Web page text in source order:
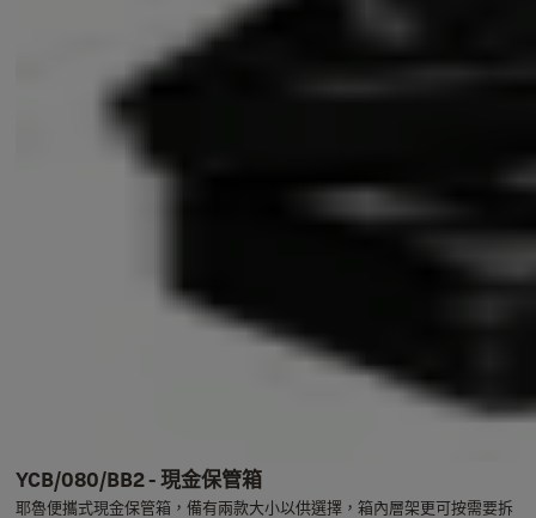
YCB/080/BB2 - 現金保管箱
耶魯便攜式現金保管箱，備有兩款大小以供選擇，箱內層架更可按需要拆